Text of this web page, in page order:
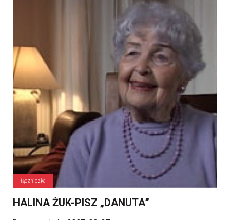
łączniczka
HALINA ŻUK-PISZ „DANUTA”